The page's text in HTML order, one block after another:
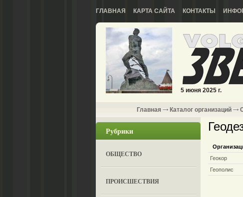
ГЛАВНАЯ КАРТА САЙТА КОНТАКТЫ
5 июня 2025 г.
Главная Каталог организаций
Рубрики
ОБЩЕСТВО
ПРОИСШЕСТВИЯ
Геокор
Геополис